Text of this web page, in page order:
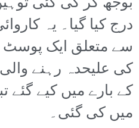
درج کیا گیا۔ یہ
سے متعلق ایک پوسٹ
کی علیحدہ رہنے
کے بارے میں کیے
میں کی گئی۔